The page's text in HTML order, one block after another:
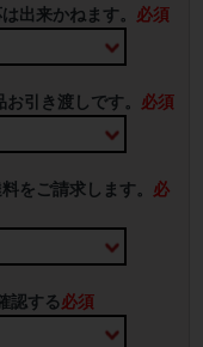
出来かねます。 必須
引き渡しです。 必須
をご請求します。 必
認する必須